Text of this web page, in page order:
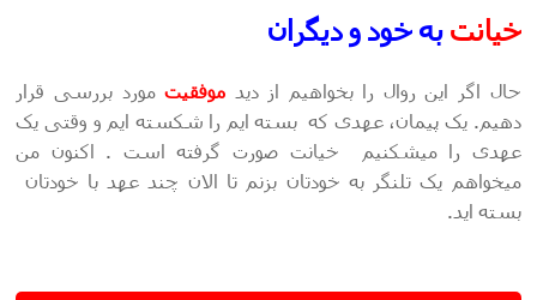
خیانتبه خود و دیگران
حال اگر این روال را بخواهیم از دید موفقیت مورد بررسی قرار
دهیم. یک پیمان، عهدی که بسته ایم را شکسته ایم و وقتی یک
عهدی را میشکنیم خیانت صورت گرفته است . اکنون من
میخواهم یک تلنگر به خودتان بزنم تا الان چند عهد با خودتان
بسته اید.